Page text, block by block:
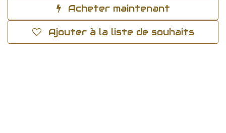
Acheter maintenant
Ajouter à la liste de souhaits